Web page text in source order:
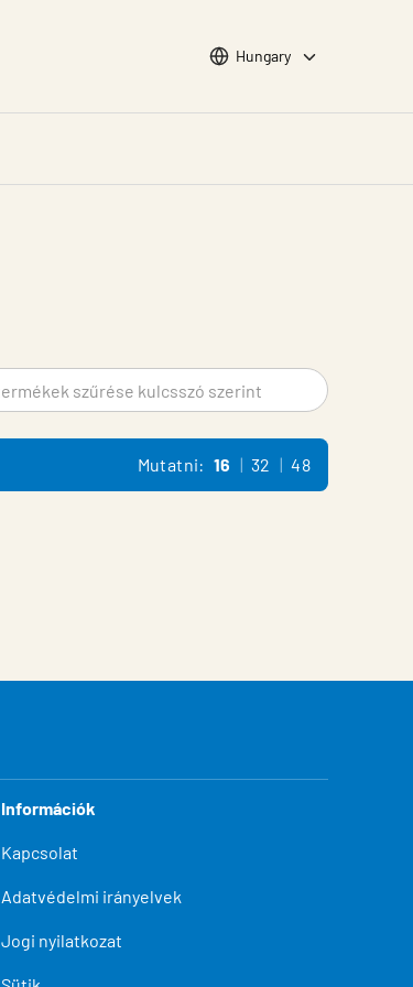
Choose languge
Hungary
Termék
Mutatni: 16 32 48
Információk
Kapcsolat
Adatvédelmi irányelvek
Jogi nyilatkozat